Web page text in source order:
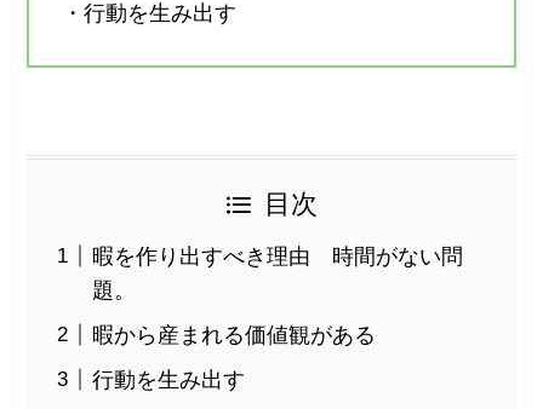
・行動を生み出す
目次
暇を作り出すべき理由 時間がない問
題。
暇から産まれる価値観がある
行動を生み出す